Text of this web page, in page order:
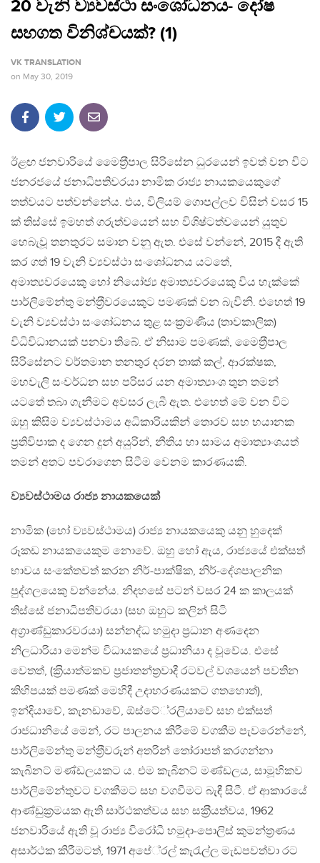
20 වැනි ව්‍යවස්ථා සංශෝධනය- දෝෂ
සහගත විනිශ්චයක්? (1)
VK TRANSLATION
on May 30, 2019
ඊළඟ ජනවාරියේ මෛත‍්‍රීපාල සිරිසේන ධුරයෙන් ඉවත් වන විට
ජනරජයේ ජනාධිපතිවරයා නාමික රාජ්‍ය නායකයෙකුගේ
තත්වයට පත්වන්නේය. එය, විලියම් ගොපල්ලව විසින් වසර 15
ක් තිස්සේ ඉමහත් ගරුත්වයෙන් සහ විශිෂ්ටත්වයෙන් යුතුව
හෙබැවූ තනතුරට සමාන වනු ඇත. එසේ වන්නේ, 2015 දී ඇති
කර ගත් 19 වැනි ව්‍යවස්ථා සංශෝධනය යටතේ,
අමාත්‍යවරයෙකු හෝ නියෝජ්‍ය අමාත්‍යවරයෙකු විය හැක්කේ
පාර්ලිමේන්තු මන්ත‍්‍රීවරයෙකුට පමණක් වන බැවිනි. එහෙත් 19
වැනි ව්‍යවස්ථා සංශෝධනය තුළ සංක‍්‍රමණීය (තාවකාලික)
විධිවිධානයක් පනවා තිබේ. ඒ නිසාම පමණක්, මෛත‍්‍රීපාල
සිරිසේනට වර්තමාන තනතුර දරන තාක් කල්, ආරක්ෂක,
මහවැලි සංවර්ධන සහ පරිසර යන අමාත්‍යාංශ තුන තමන්
යටතේ තබා ගැනීමට අවසර ලැබී ඇත. එහෙත් මේ වන විට
ඔහු කිසිම ව්‍යවස්ථාමය අධිකාරියකින් තොරව සහ භයානක
ප‍්‍රතිවිපාක ද ගෙන දුන් අයුරින්, නීතිය හා සාමය අමාත්‍යාංශයත්
තමන් අතට පවරාගෙන සිටීම වෙනම කාරණයකි.
ව්‍යවස්ථාමය රාජ්‍ය නායකයෙක්
නාමික (හෝ ව්‍යවස්ථාමය) රාජ්‍ය නායකයෙකු යනු හුදෙක්
රූකඩ නායකයෙකුම නොවේ. ඔහු හෝ ඇය, රාජ්‍යයේ එක්සත්
භාවය සංකේතවත් කරන නිර්-පාක්ෂික, නිර්-දේශපාලනික
පුද්ගලයෙකු වන්නේය. නිදහසේ පටන් වසර 24 ක කාලයක්
තිස්සේ ජනාධිපතිවරයා (සහ ඔහුට කලින් සිටි
අග‍්‍රාණ්ඩුකාරවරයා) සන්නද්ධ හමුදා ප‍්‍රධාන අණදෙන
නිලධාරියා මෙන්ම විධායකයේ ප‍්‍රධානියා ද වූවේය. එසේ
වෙතත්, (ක‍්‍රියාත්මකව ප‍්‍රජාතන්ත‍්‍රවාදී රටවල් වශයෙන් පවතින
කිහිපයක් පමණක් මෙහිදී උදාහරණයකට ගතහොත්),
ඉන්දියාවේ, කැනඩාවේ, ඕස්ටේ‍්‍රලියාවේ සහ එක්සත්
රාජධානියේ මෙන්, රට පාලනය කිරීමේ වගකීම පැවරෙන්නේ,
පාර්ලිමේන්තු මන්ත‍්‍රීවරුන් අතරින් තෝරාපත් කරගන්නා
කැබිනට් මණ්ඩලයකට ය. එම කැබිනට් මණ්ඩලය, සාමූහිකව
පාර්ලිමේන්තුවට වගකීමට සහ වගවීමට බැඳී සිටී. ඒ ආකාරයේ
ආණ්ඩුක‍්‍රමයක ඇති සාර්ථකත්වය සහ සක‍්‍රීයත්වය, 1962
ජනවාරියේ ඇති වූ රාජ්‍ය විරෝධී හමුදා-පොලිස් කුමන්ත‍්‍රණය
අසාර්ථක කිරීමටත්, 1971 අපේ‍්‍රල් කැරැල්ල මැඩපවත්වා රට